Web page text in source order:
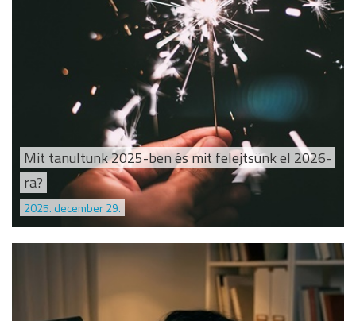
Mit tanultunk 2025-ben és mit felejtsünk el 2026-
ra?
2025. december 29.